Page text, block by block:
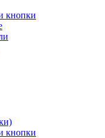
кнопки
кнопки